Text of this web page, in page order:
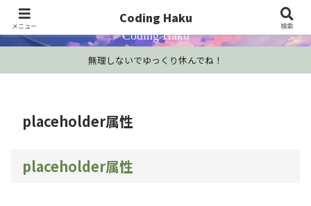
プログラミング学習・開発Tips・技術情報
Coding Haku
無理しないでゆっくり休んでね！
placeholder属性
placeholder属性
メニュー
Coding Haku
検索